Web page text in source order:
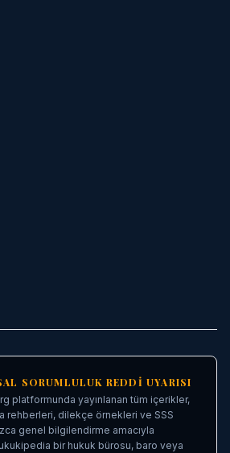
SORUMLULUK REDDI UYARISI
platformunda yayınlanan tüm içerikler,
rehberleri, dilekçe örnekleri ve SSS
genel bilgilendirme amacıyla
bir hukuk bürosu, baro veya